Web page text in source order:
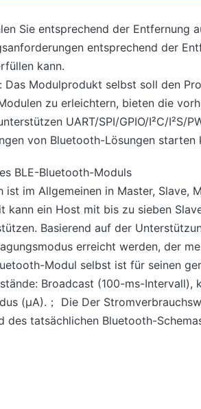
Sie entsprechend der Entfernung
entsprechend der
kann.
Das Modulprodukt selbst soll den
zu erleichtern, bieten die
UART/SPI/GPIO/I²C/I²S/
von Bluetooth-Lösungen starten
BLE-Bluetooth-Moduls
ist im Allgemeinen in Master, Slave,
kann ein Host mit bis zu sieben
Basierend auf der
erreicht werden, der
Modul selbst ist für seinen
Broadcast (100-ms-
(μA).； Die Der
des tatsächlichen Bluetooth-